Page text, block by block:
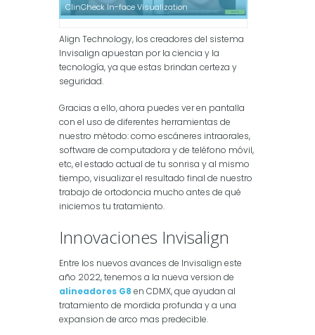
ClinCheck In-face Visualization
Align Technology, los creadores del sistema
Invisalign apuestan por la ciencia y la
tecnología, ya que estas brindan certeza y
seguridad.
Gracias a ello, ahora puedes ver en pantalla
con el uso de diferentes herramientas de
nuestro método: como escáneres intraorales,
software de computadora y de teléfono móvil,
etc, el estado actual de tu sonrisa y al mismo
tiempo, visualizar el resultado final de nuestro
trabajo de ortodoncia mucho antes de qué
iniciemos tu tratamiento.
Innovaciones Invisalign
Entre los nuevos avances de Invisalign este
año 2022, tenemos a la nueva version de
alineadores G8 en CDMX, que ayudan al
tratamiento de mordida profunda y a una
expansion de arco mas predecible.